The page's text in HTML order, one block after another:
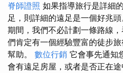
脊師證照 如果指導旅行是詳細
足，則詳細的遠足是一個好兆頭
期間，我們不必計劃一條路線
們肯定有一個經驗豐富的徒步
幫助。 數位行銷 它會事先通知
會有遠足房屋，或者是否正在